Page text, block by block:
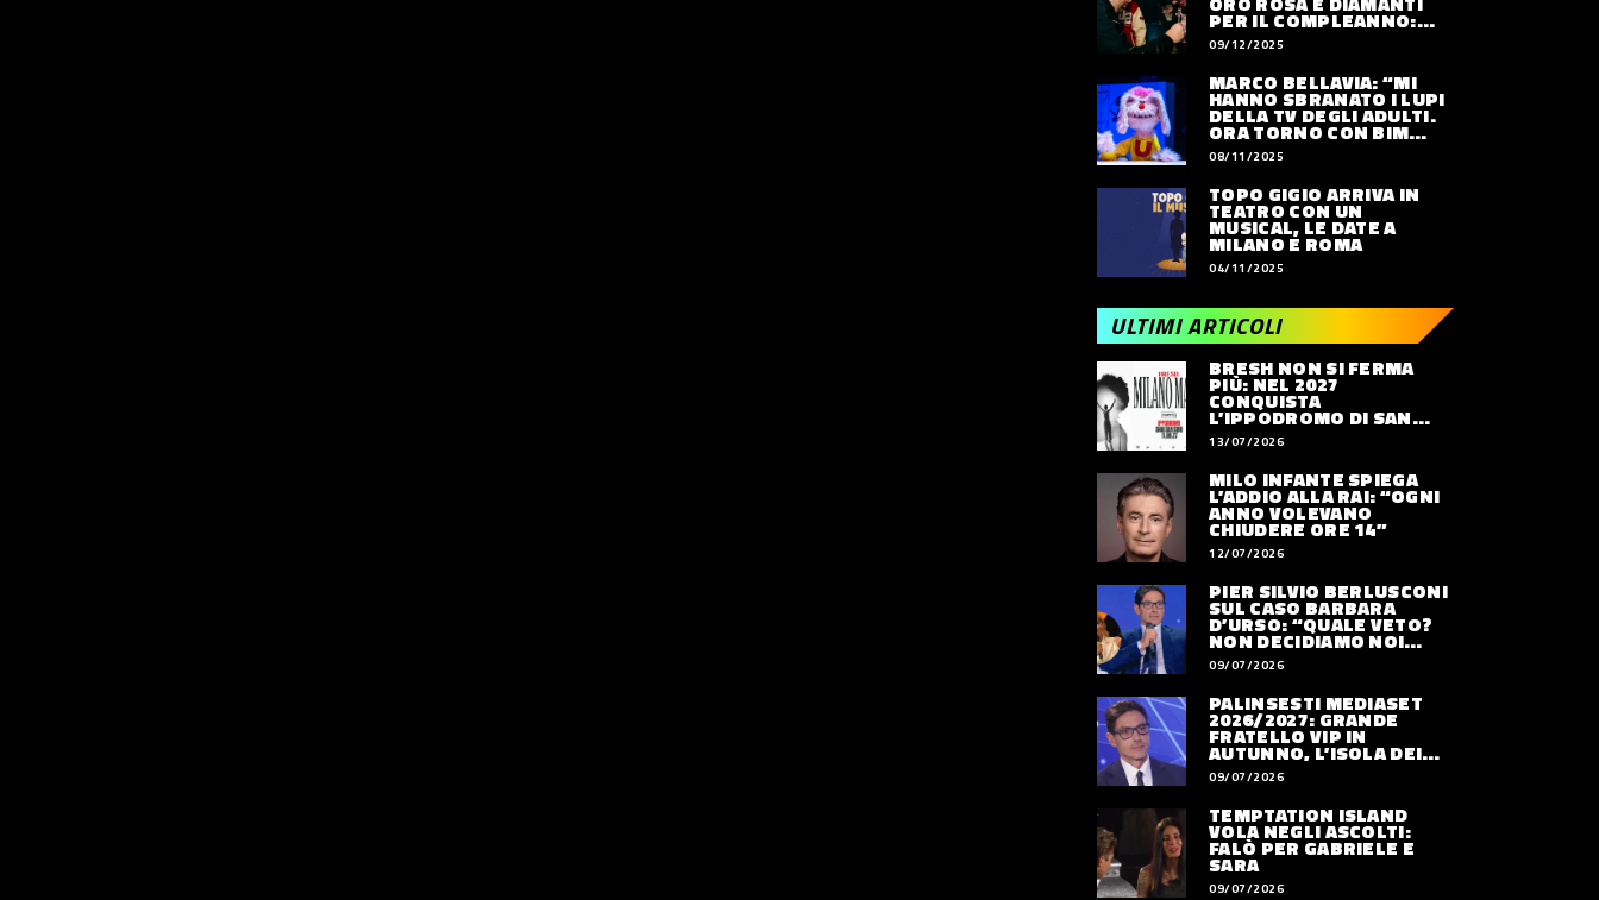
PER IL COMPLEANNO:
QUANTO VALE
09/12/2025
MARCO BELLAVIA: “MI
HANNO SBRANATO I LUPI
DELLA TV DEGLI ADULTI.
ORA TORNO CON BIM
BUM BAM PARTY”
08/11/2025
TOPO GIGIO ARRIVA IN
TEATRO CON UN
MUSICAL, LE DATE A
MILANO E ROMA
04/11/2025
ULTIMI ARTICOLI
BRESH NON SI FERMA
PIÙ: NEL 2027
CONQUISTA
L’IPPODROMO DI SAN
SIRO CON “MILANO
MAREA”
13/07/2026
MILO INFANTE SPIEGA
L’ADDIO ALLA RAI: “OGNI
ANNO VOLEVANO
CHIUDERE ORE 14”
12/07/2026
PIER SILVIO BERLUSCONI
SUL CASO BARBARA
D’URSO: “QUALE VETO?
NON DECIDIAMO NOI
DOVE LAVORERÀ”
09/07/2026
PALINSESTI MEDIASET
2026/2027: GRANDE
FRATELLO VIP IN
AUTUNNO, L’ISOLA DEI
FAMOSI SLITTA AL 2027
09/07/2026
TEMPTATION ISLAND
VOLA NEGLI ASCOLTI:
FALÒ PER GABRIELE E
SARA
09/07/2026